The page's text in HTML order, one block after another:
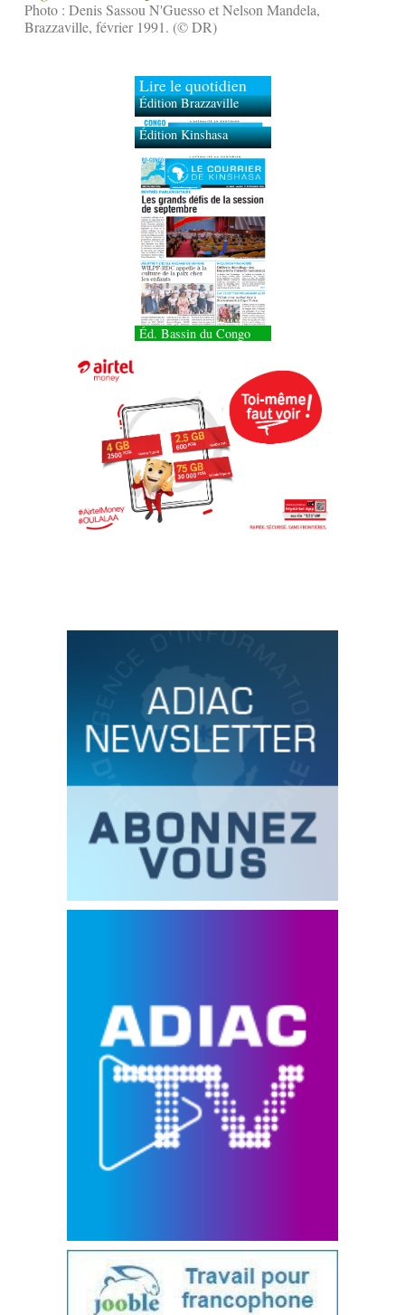
Photo : Denis Sassou N'Guesso et Nelson Mandela,
Brazzaville, février 1991. (© DR)
Lire le quotidien
Édition Brazzaville
Édition Kinshasa
Éd. Bassin du Congo